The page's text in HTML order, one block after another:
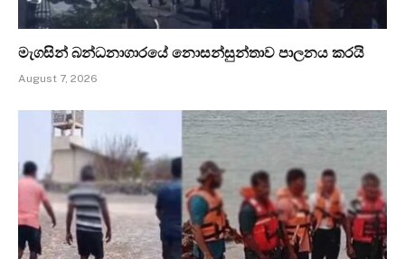
මැගසින් බන්ධනාගාරයේ නොසන්සුන්තාව පාලනය කරයි
August 7, 2026